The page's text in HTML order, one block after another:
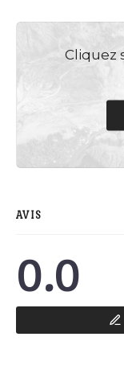
Cliquez
AVIS
0.0